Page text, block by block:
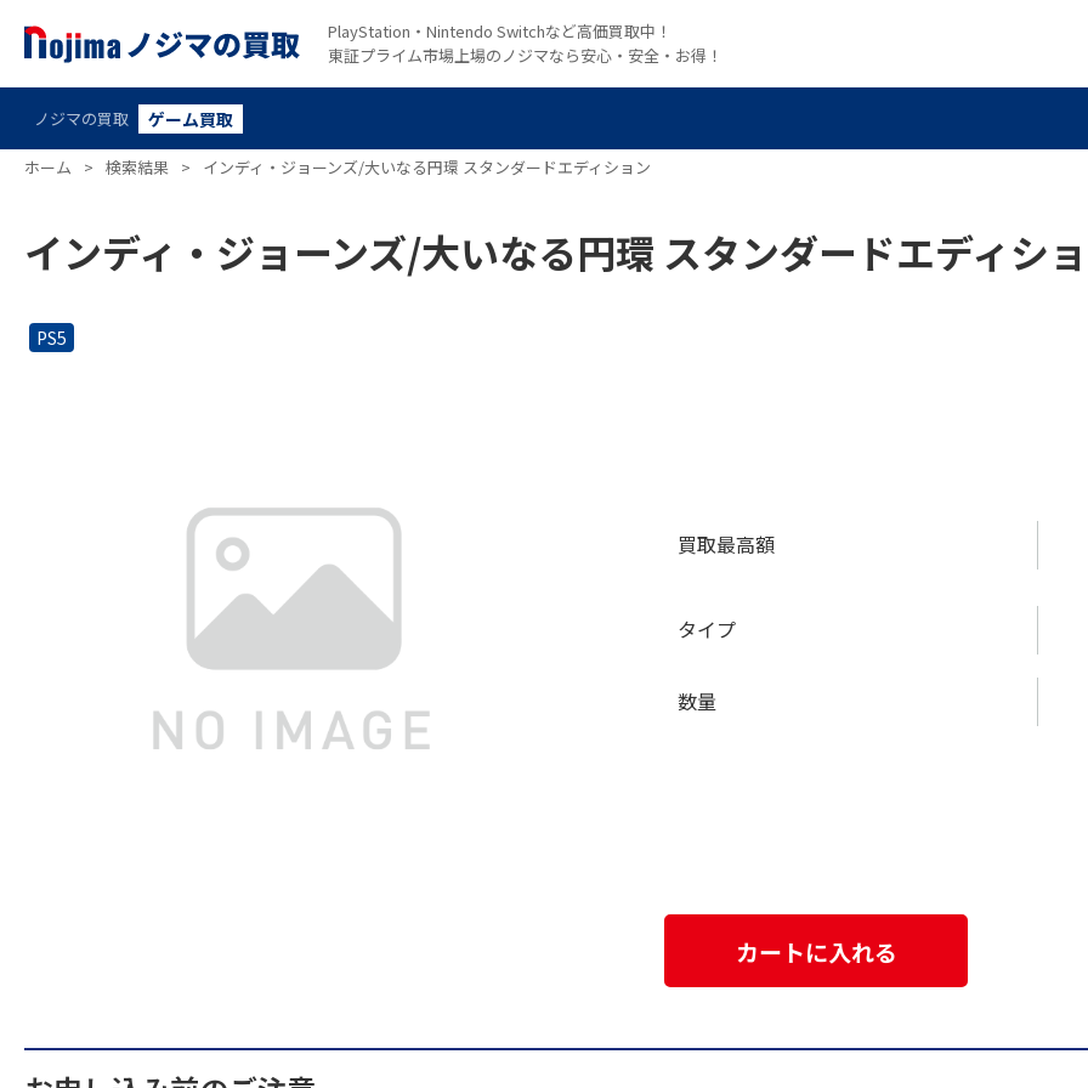
PlayStation・Nintendo Switchなど高価買取中！
東証プライム市場上場のノジマなら安心・安全・お得！
ノジマの買取 ゲーム買取
ホーム > 検索結果 > インディ・ジョーンズ/大いなる円環 スタンダードエディション
インディ・ジョーンズ/大いなる円環 スタンダードエディシ
PS5
買取最高額
タイプ
数量
カートに入れる